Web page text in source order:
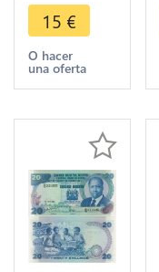
Shillings
President
Toroitich
Arap Moi
15 €
O hacer
una oferta